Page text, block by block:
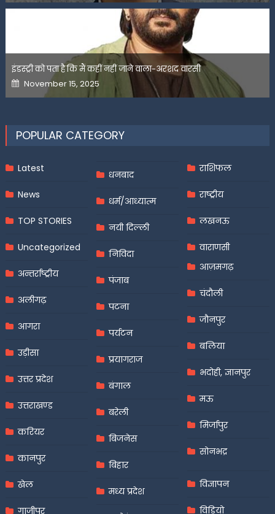
इंडस्ट्री को पता है कि मैं कहीं नहीं जाने वाला-अरशद वारसी
Posted
on
November 15, 2025
POPULAR CATEGORY
Latest
News
TOP STORIES
Uncategorized
अन्तर्राष्ट्रीय
अलीगढ़
आगरा
उड़ीसा
उत्तर प्रदेश
उत्तराखण्ड
करियर
कानपुर
खेल
गाजीपुर
धनबाद
धर्म/आध्यात्म
नयी दिल्ली
निविदा
पंजाब
पटना
पर्यटन
प्रयागराज
बंगाल
बरेली
बिजनेस
बिहार
मध्य प्रदेश
राशिफल
राष्ट्रीय
लखनऊ
वाराणसी
आज़मगढ़
चंदौली
जौनपुर
बलिया
भदोही, ज्ञानपुर
मऊ
मिर्जापुर
सोनभद्र
विज्ञापन
विडियो